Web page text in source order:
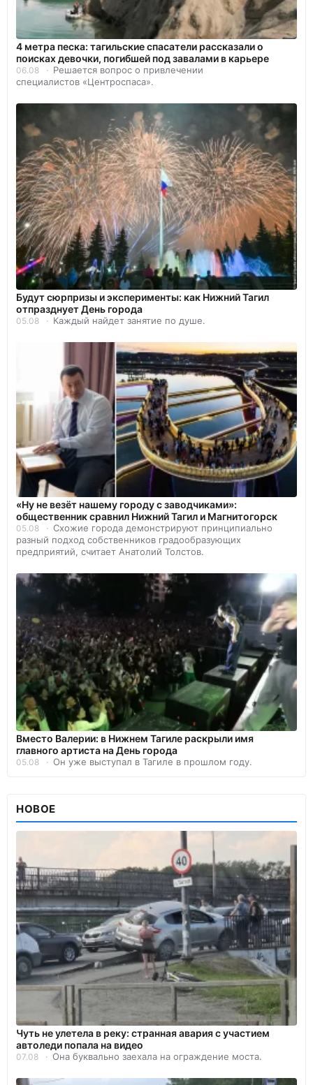
4 метра песка: тагильские спасатели рассказали о
поисках девочки, погибшей под завалами в карьере
06.08
Решается вопрос о привлечении
специалистов «Центроспаса».
Будут сюрпризы и эксперименты: как Нижний Тагил
отпразднует День города
05.08 Каждый найдет занятие по душе.
«Ну не везёт нашему городу с заводчиками»:
общественник сравнил Нижний Тагил и Магнитогорск
05.08
Схожие города демонстрируют принципиально
разный подход собственников градообразующих
предприятий, считает Анатолий Толстов.
Вместо Валерии: в Нижнем Тагиле раскрыли имя
главного артиста на День города
05.08 Он уже выступал в Тагиле в прошлом году.
НОВОЕ
Чуть не улетела в реку: странная авария с участием
автоледи попала на видео
07.08 Она буквально заехала на ограждение моста.